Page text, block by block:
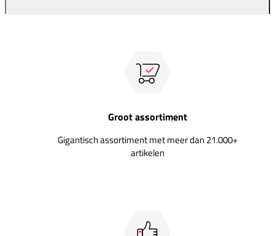
Groot assortiment
Gigantisch assortiment met meer dan 21.000+
artikelen